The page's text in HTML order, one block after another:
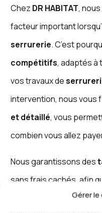
Gérer
Chez DR HABITAT,
facteur important
serrurerie. C’est
compétitifs, adaptés à
vos travaux de
intervention, nous vous
et détaillé, vous
combien vous allez
Nous garantissons des
sans frais cachés, afin
services de qualitéà